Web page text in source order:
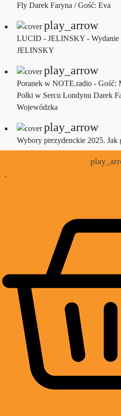
Fly Darek Faryna / Gość: Eva
play_arrow
LUCID - JELINSKY - Wydanie
JELINSKY
play_arrow
Poranek w NOTE.radio - Gość:
Polki w Sercu Londynu Darek
Wojewódzka
play_arrow
Wybory prezydenckie 2025. Jak
-